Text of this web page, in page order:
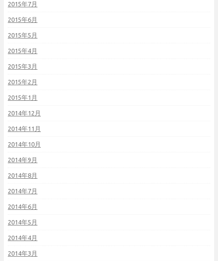
2015年7月
2015年6月
2015年5月
2015年4月
2015年3月
2015年2月
2015年1月
2014年12月
2014年11月
2014年10月
2014年9月
2014年8月
2014年7月
2014年6月
2014年5月
2014年4月
2014年3月